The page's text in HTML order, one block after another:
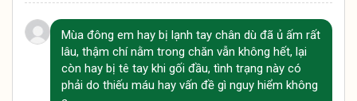
Mùa đông em hay bị lạnh tay chân dù đã ủ ấm rất
lâu, thậm chí nằm trong chăn vẫn không hết, lại
còn hay bị tê tay khi gối đầu, tình trạng này có
phải do thiếu máu hay vấn đề gì nguy hiểm không